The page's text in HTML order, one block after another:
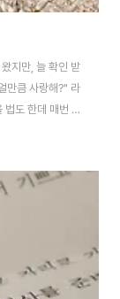
지만, 늘 확인 받
만큼 사랑해?" 라
법도 한데 매번 멋
런 말을 들을
, 넌 나만큼만 사
폰과 관련하여
' 어플리케이션에
라는 추가의 ..